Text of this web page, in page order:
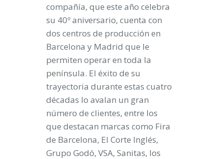
compañía, que este año celebra
su 40º aniversario, cuenta con
dos centros de producción en
Barcelona y Madrid que le
permiten operar en toda la
península. El éxito de su
trayectoria durante estas cuatro
décadas lo avalan un gran
número de clientes, entre los
que destacan marcas como Fira
de Barcelona, El Corte Inglés,
Grupo Godó, VSA, Sanitas, los